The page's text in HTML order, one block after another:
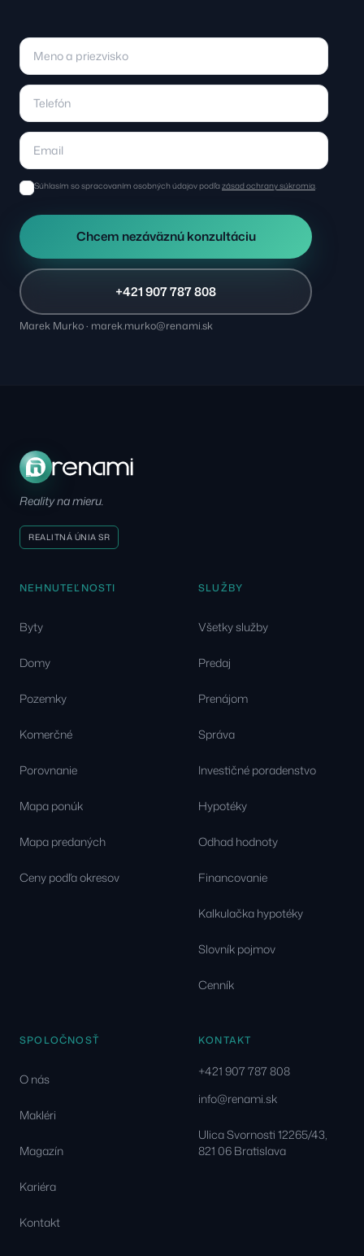
Súhlasím so spracovaním osobných údajov podľazásad ochrany súkromia.
Chcem nezáväznú konzultáciu
+421 907 787 808
Marek Murko · marek.murko@renami.sk
Reality na mieru.
REALITNÁ ÚNIA SR
NEHNUTEĽNOSTI
Byty
Domy
Pozemky
Komerčné
Porovnanie
Mapa ponúk
Mapa predaných
Ceny podľa okresov
SLUŽBY
Všetky služby
Predaj
Prenájom
Správa
Investičné poradenstvo
Hypotéky
Odhad hodnoty
Financovanie
Kalkulačka hypotéky
Slovník pojmov
Cenník
SPOLOČNOSŤ
O nás
Makléri
Magazín
Kariéra
Kontakt
KONTAKT
+421 907 787 808
info@renami.sk
Ulica Svornosti 12265/43,
821 06 Bratislava